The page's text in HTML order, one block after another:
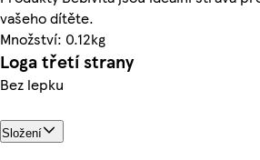
vašeho dítěte.
Množství: 0.12kg
Loga třetí strany
Bez lepku
Složení